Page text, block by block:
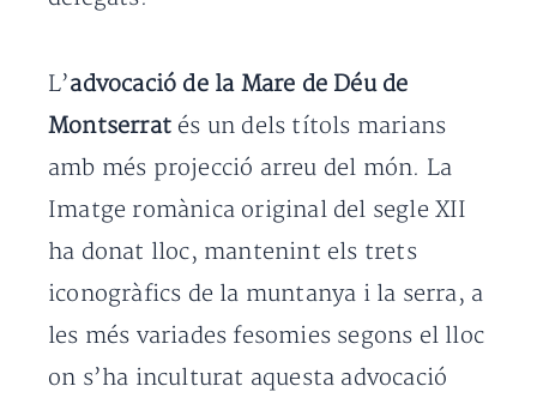
L’advocació de la Mare de Déu de
Montserrat és un dels títols marians
amb més projecció arreu del món. La
Imatge romànica original del segle XII
ha donat lloc, mantenint els trets
iconogràfics de la muntanya i la serra, a
les més variades fesomies segons el lloc
on s’ha inculturat aquesta advocació